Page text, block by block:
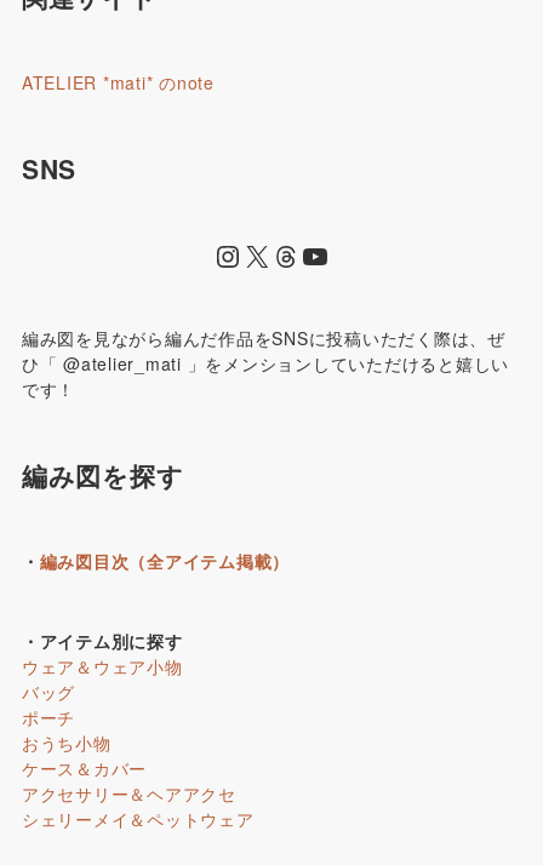
ATELIER *mati* のnote
SNS
編み図を見ながら編んだ作品をSNSに投稿いただく際は、ぜ
ひ「 @atelier_mati 」をメンションしていただけると嬉しい
です！
編み図を探す
・ 編み図目次（全アイテム掲載）
・アイテム別に探す
ウェア＆ウェア小物
バッグ
ポーチ
おうち小物
ケース＆カバー
アクセサリー＆ヘアアクセ
シェリーメイ＆ペットウェア